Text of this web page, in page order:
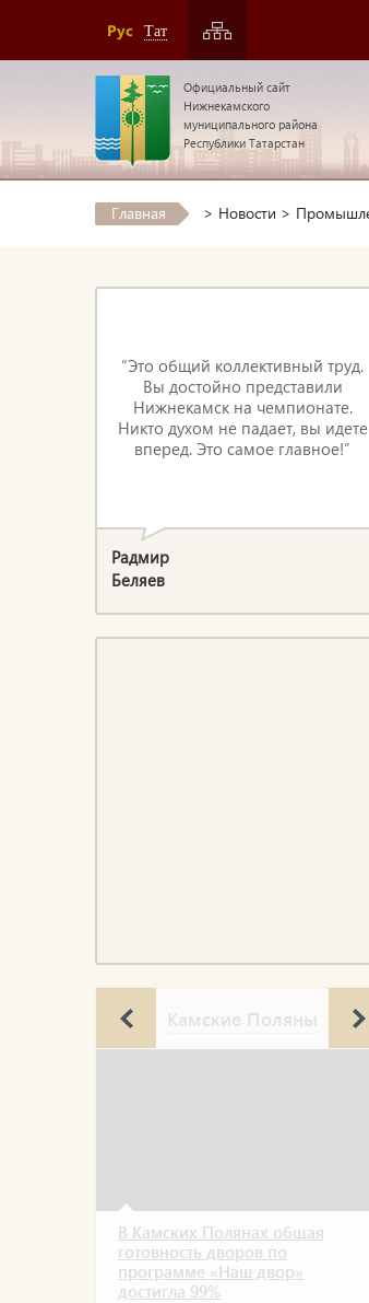
Рус Тат
Официальный сайт
Нижнекамского
муниципального района
Республики Татарстан
Главная > Новости >
“Это общий коллективный труд.
Вы достойно представили
Нижнекамск на чемпионате.
Никто духом не падает, вы идете
вперед. Это самое главное!”
Радмир
Беляев
Камские Поляны
В Камских Полянах общая
готовность дворов по
программе «Наш двор»
достигла 99%